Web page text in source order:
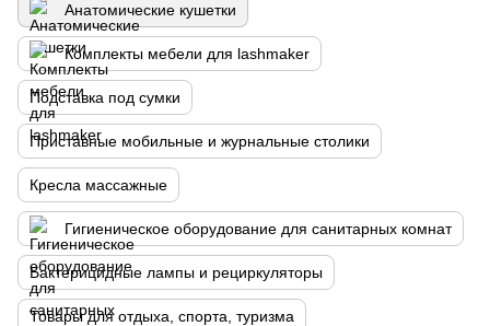
Анатомические кушетки
Комплекты мебели для lashmaker
Подставка под сумки
Приставные мобильные и журнальные столики
Кресла массажные
Гигиеническое оборудование для санитарных комнат
Бактерицидные лампы и рециркуляторы
Товары для отдыха, спорта, туризма